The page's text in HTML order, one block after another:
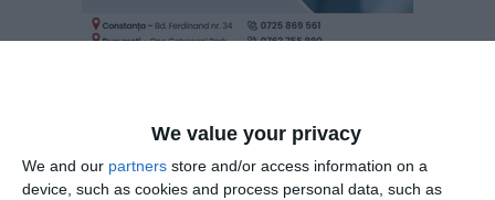
We value your privacy
We and our partners store and/or access information on a
device, such as cookies and process personal data, such as
- amendă contravențională în valoare de 3.000 de lei;
- măsura complementară de înlăturare a desenelor și
readucere a geamului stației la starea inițială.